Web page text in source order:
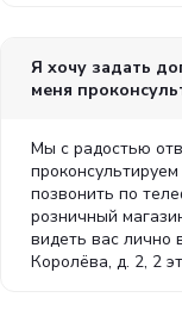
распределить
энергетической
энергетической
ИНГРЕДИЕНТЫ:
обработанный
кальция, рыбий
белок,
Я хочу задать
меня
Мы с радостью
позвонить по
розничный
видеть вас лично
Королёва, д. 2, 2